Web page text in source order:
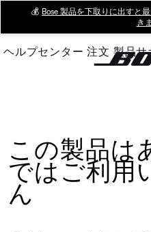
Main
💰 Bose 製品を下取りに出すと
き
ヘルプセンター 注文 製品サ
この製品は
ではご利用
ん